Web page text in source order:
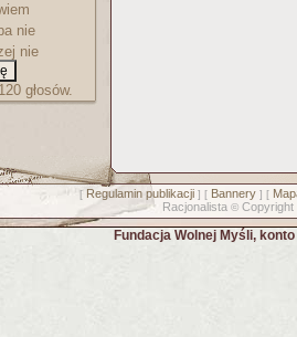
nie
nie
głosów.
[ Regulamin publikacji] [ Bannery] [
Racjonalista © Copyright
Fundacja Wolnej Myśli,